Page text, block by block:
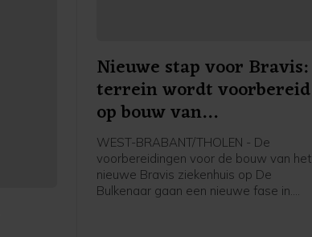
Nieuwe stap voor Bravis:
terrein wordt voorbereid
op bouw van
splinternieuw ziekenhuis
WEST-BRABANT/THOLEN - De
voorbereidingen voor de bouw van het
nieuwe Bravis ziekenhuis op De
Bulkenaar gaan een nieuwe fase in.